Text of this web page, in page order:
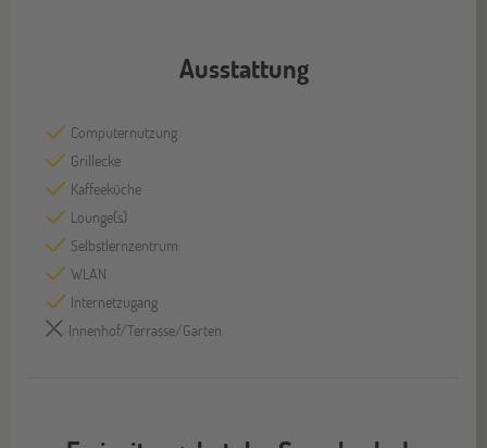
Ausstattung
Computernutzung
Grillecke
Kaffeeküche
Lounge(s)
Selbstlernzentrum
WLAN
Internetzugang
Innenhof/Terrasse/Garten